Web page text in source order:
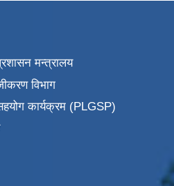
मन्त्रालय
विभाग
कार्यक्रम (PLGSP)